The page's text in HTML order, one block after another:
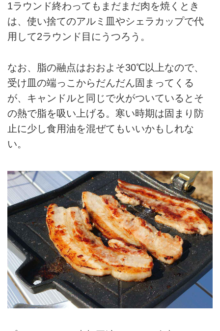
1ラウンド終わってもまだまだ肉を焼くとき
は、使い捨てのアルミ皿やシェラカップで代
用して2ラウンド目にうつろう。
なお、脂の融点はおおよそ30℃以上なので、
受け皿の端っこからだんだん固まってくる
が、キャンドルと同じで火がついているとそ
の熱で脂を吸い上げる。寒い時期は固まり防
止に少し食用油を混ぜてもいいかもしれな
い。